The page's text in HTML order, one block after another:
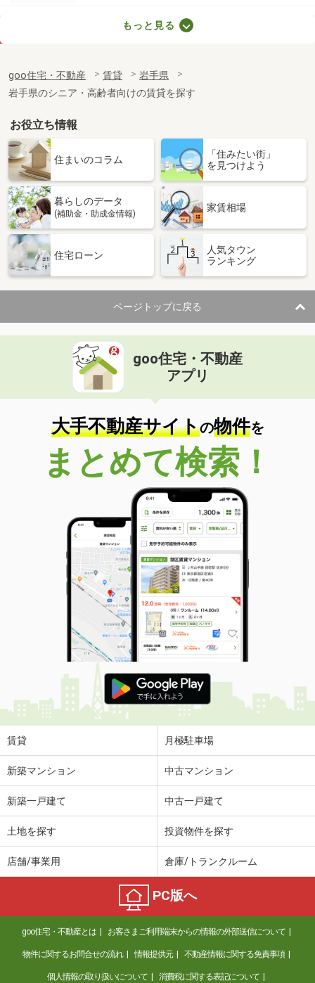
岩手県一関市赤荻字鶴巻
専有面積
72m²
間取り
3LDK
岩手県盛岡市門２
価 格
4.50万円
岩手県盛岡市門２
専有面積 51.79m²
間取り
岩手県北上市若宮町１
住 所
岩手県北上市若宮町１
専有面積 51.93m²
間取り
2DK
岩手県胆沢郡金ケ崎町西根宿内川
価 格
住 所
岩手県胆沢郡金ケ崎町西根宿内川
専有面積 38.06m²
間取り
2DK
岩手県盛岡市三本柳２２地割
価 格
5万円
岩手県盛岡市三本柳２２地割
26.08m²
間取り
1K
岩手県盛岡市北飯岡２
価 格
7.50万円
住 所
岩手県盛岡市北飯岡２
専有面積 51.54m²
間取り
1LDK
岩手県盛岡市新田町
価 格
6.30万円
住 所
岩手県盛岡市新田町
専有面積
岩手県滝沢市篠木明法
4.60万円
岩手県北上市鬼柳町荒高
7万円
住 所
岩手県北上市鬼柳町荒高
専有面積 63.03m²
間取り
2LDK
岩手県盛岡市北飯岡３
もっと見る
goo住宅・不動産 賃貸
岩手県
岩手県のシニア・高齢者向けの賃貸を探す
お役立ち情報
住まいのコラム
「住みたい街」
を見つけよう
暮らしのデータ
(補助金・助成金情報)
家賃相場
住宅ローン
人気タウン
ランキング
ページトップに戻る
goo住宅・不動産
アプリ
大手不動産サイトの物件を
まとめて検索！
賃貸 月極駐車場
新築マンション 中古マンション
新築一戸建て 中古一戸建て
土地を探す 投資物件を探す
店舗/事業用 倉庫/トランクルーム
PC版へ
goo住宅・不動産とは お客さまご利用端末からの情報の外部送信について
物件に関するお問合せの流れ 情報提供元 不動産情報に関する免責事項
個人情報の取り扱いについて 消費税に関する表記について